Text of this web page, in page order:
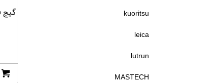
kuoritsu
leica
lutrun
MASTECH